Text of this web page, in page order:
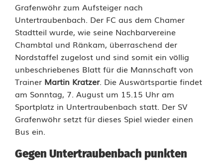
f
ä
h
r
t
z
u
e
Grafenwöhr zum Aufsteiger nach
Untertraubenbach. Der FC aus dem Chamer
Stadtteil wurde, wie seine Nachbarvereine
Chambtal und Ränkam, überraschend der
Nordstaffel zugelost und sind somit ein völlig
unbeschriebenes Blatt für die Mannschaft von
Trainer Martin Kratzer. Die Auswärtspartie findet
am Sonntag, 7. August um 15.15 Uhr am
Sportplatz in Untertraubenbach statt. Der SV
Grafenwöhr setzt für dieses Spiel wieder einen
Bus ein.
Gegen Untertraubenbach punkten